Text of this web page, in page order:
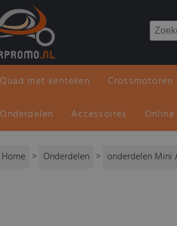
Quad met kenteken Crossmotoren
Onderdelen Accessoires
Home > Onderdelen > onderdelen Mini